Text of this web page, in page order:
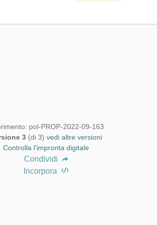
pol-PROP-2022-09-163
3(di 3) vedi altre versioni
Controlla l'impronta digitale
Condividi
Incorpora